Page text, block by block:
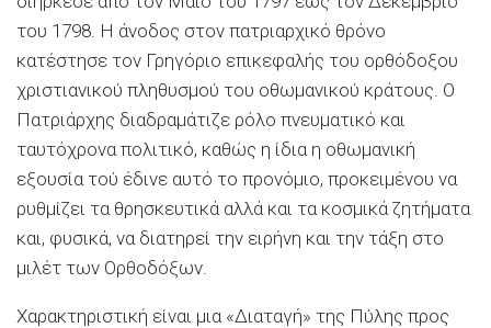
του 1798. Η άνοδος στον πατριαρχικό θρόνο
κατέστησε τον Γρηγόριο επικεφαλής του ορθόδοξου
χριστιανικού πληθυσμού του οθωμανικού κράτους. Ο
Πατριάρχης διαδραμάτιζε ρόλο πνευματικό και
ταυτόχρονα πολιτικό, καθώς η ίδια η οθωμανική
εξουσία τού έδινε αυτό το προνόμιο, προκειμένου να
ρυθμίζει τα θρησκευτικά αλλά και τα κοσμικά ζητήματα
και, φυσικά, να διατηρεί την ειρήνη και την τάξη στο
μιλέτ των Ορθοδόξων.
Χαρακτηριστική είναι μια «Διαταγή» της Πύλης προς